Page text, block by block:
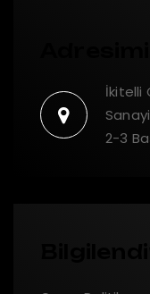
İkitelli
2-3